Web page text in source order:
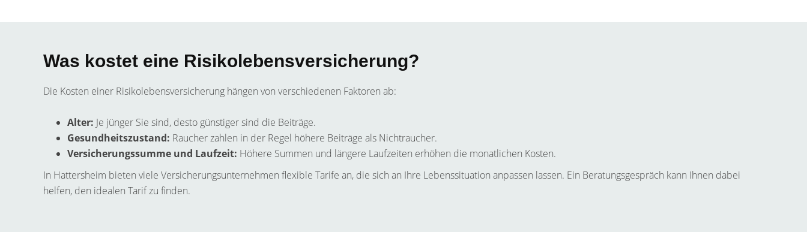
Was kostet eine Risikolebensversicherung?
Die Kosten einer Risikolebensversicherung hängen von verschiedenen Faktoren ab:
Alter: Je jünger Sie sind, desto günstiger sind die Beiträge.
Gesundheitszustand: Raucher zahlen in der Regel höhere Beiträge als Nichtraucher.
Versicherungssumme und Laufzeit: Höhere Summen und längere Laufzeiten erhöhen die monatlichen Kosten.
In Hattersheim bieten viele Versicherungsunternehmen flexible Tarife an, die sich an Ihre Lebenssituation anpassen lassen. Ein Beratungsgespräch kann Ihnen dabei
helfen, den idealen Tarif zu finden.